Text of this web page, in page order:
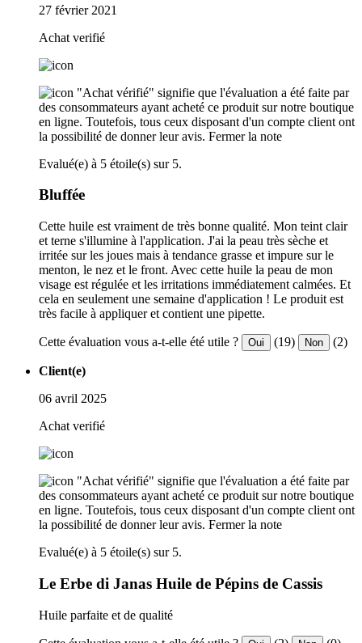
27 février 2021
Achat verifié
"Achat vérifié" signifie que l'évaluation a été faite par
des consommateurs ayant acheté ce produit sur notre boutique
en ligne. Toutefois, tous ceux disposant d'un compte client ont
la possibilité de donner leur avis. Fermer la note
Evalué(e) à 5 étoile(s) sur 5.
Bluffée
Cette huile est vraiment de très bonne qualité. Mon teint clair
et terne s'illumine à l'application. J'ai la peau très sèche et
irritée sur les joues mais à tendance grasse et impure sur le
menton, le nez et le front. Avec cette huile la peau de mon
visage est régulée et les irritations immédiatement calmées. Et
cela en seulement une semaine d'application ! Le produit est
très facile à appliquer et contient une pipette.
Cette évaluation vous a-t-elle été utile ? Oui (19) Non (2)
Client(e)
06 avril 2025
Achat verifié
"Achat vérifié" signifie que l'évaluation a été faite par
des consommateurs ayant acheté ce produit sur notre boutique
en ligne. Toutefois, tous ceux disposant d'un compte client ont
la possibilité de donner leur avis. Fermer la note
Evalué(e) à 5 étoile(s) sur 5.
Le Erbe di Janas Huile de Pépins de Cassis
Huile parfaite et de qualité